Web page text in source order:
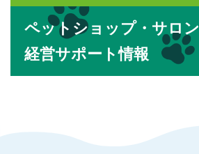
ペットショップ・サロン
経営サポート情報